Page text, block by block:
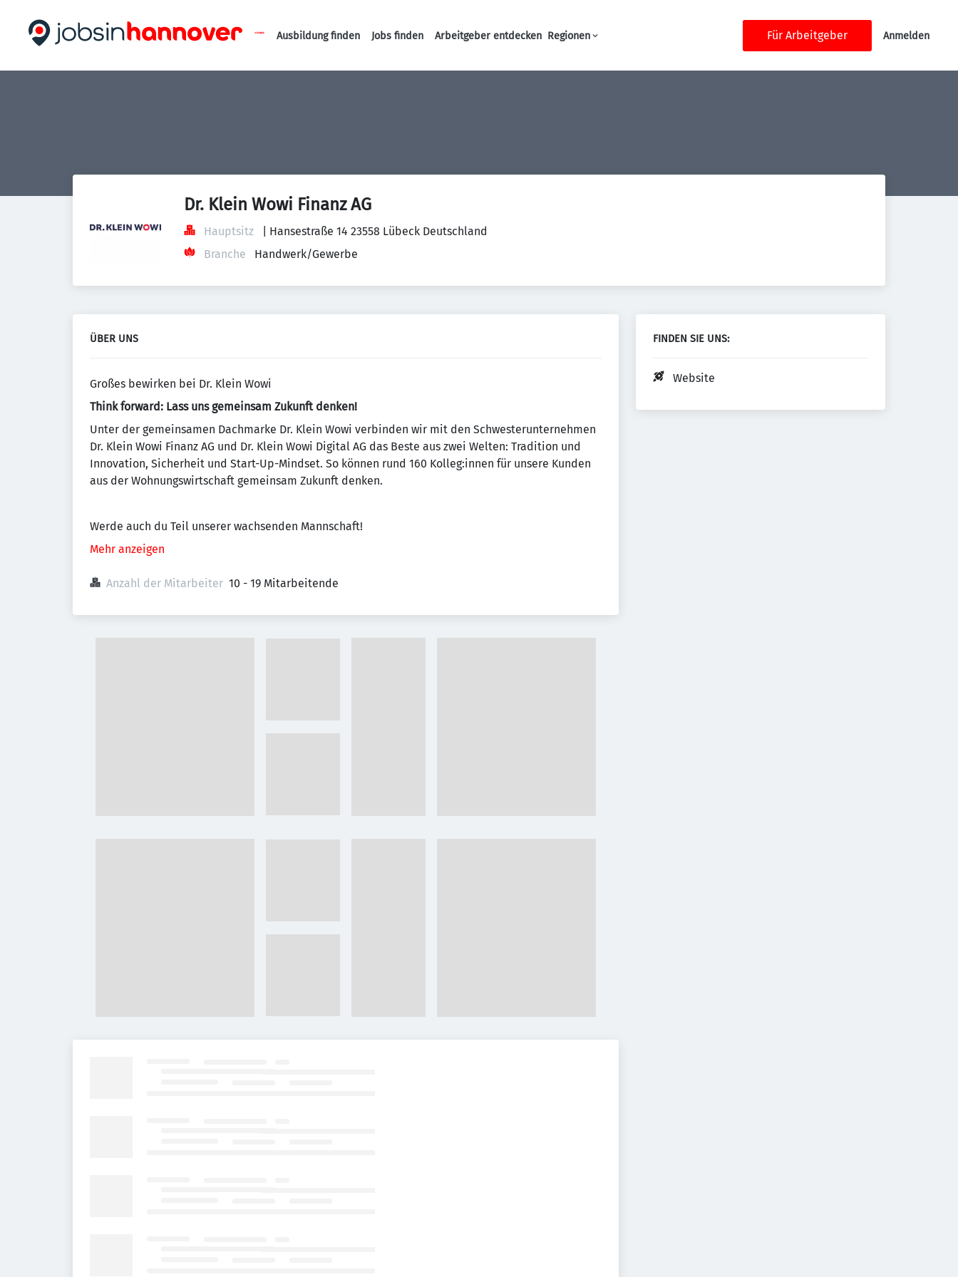
Haupt-Navigation
Ausbildung finden Jobs finden Arbeitgeber entdecken Regionen Für Arbeitgeber Anmelden
Dr. Klein Wowi Finanz AG
Hauptsitz
| Hansestraße 14 23558 Lübeck Deutschland
Branche
Handwerk/Gewerbe
ÜBER UNS
Großes bewirken bei Dr. Klein Wowi
Think forward: Lass uns gemeinsam Zukunft denken!
Unter der gemeinsamen Dachmarke Dr. Klein Wowi verbinden wir mit den Schwesterunternehmen
Dr. Klein Wowi Finanz AG und Dr. Klein Wowi Digital AG das Beste aus zwei Welten: Tradition und
Innovation, Sicherheit und Start-Up-Mindset. So können rund 160 Kolleg:innen für unsere Kunden
aus der Wohnungswirtschaft gemeinsam Zukunft denken.
Werde auch du Teil unserer wachsenden Mannschaft!
Mehr anzeigen
Anzahl der Mitarbeiter 10 - 19 Mitarbeitende
FINDEN SIE UNS:
Website